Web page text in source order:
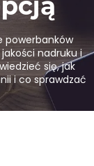
powerbanków
nadruku i
się, jak
i co sprawdzać